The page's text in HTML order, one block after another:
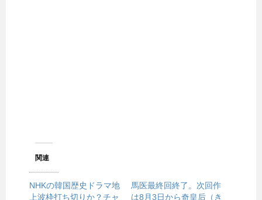
関連
NHKの韓国歴史ドラマ地
上波枠打ち切りか？チャ
馬医最終回終了。次回作
は8月3日から奇皇后（き